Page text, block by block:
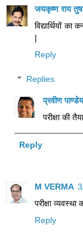
जयकृष्ण राय
विद्यार्थियों
|
Reply
Replies
प्रवीण
परीक्षा की
Reply
M VERMA
परीक्षा
Reply